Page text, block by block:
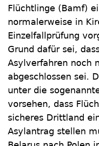
Flüchtlinge (Bamf)
normalerweise in
Einzelfallprüfung
Grund dafür sei,
Asylverfahren noch
abgeschlossen sei.
unter die
vorsehen, dass
sicheres Drittland
Asylantrag stellen